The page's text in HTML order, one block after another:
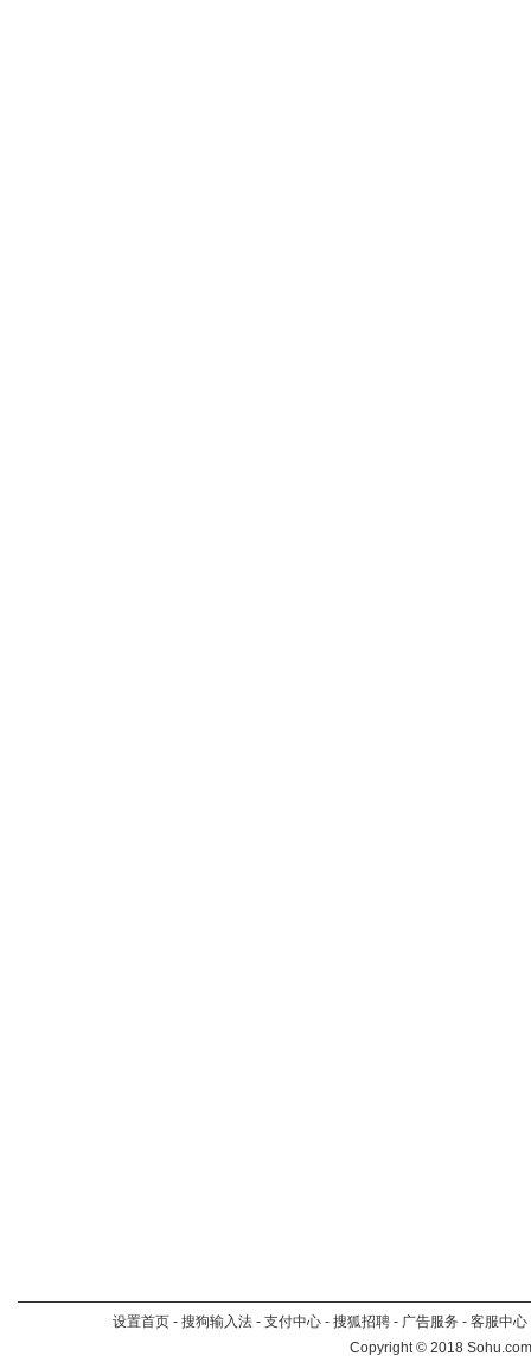
设置首页 - 搜狗输入法 - 支付中心 - 搜狐招聘 - 广告服务 - 客服中心
Copyright©2018